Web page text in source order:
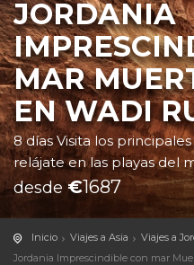
JORDANIA
MAR
EN WADI
8 días Visita los
relájate en las playas del
desde€1687
Inicio Viajes a Asia
Viajes a
Jordania Imprescindible con mar